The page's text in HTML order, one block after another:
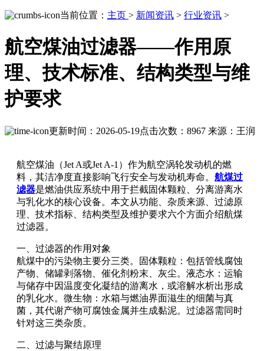
当前位置： 主页 > 新闻资讯 > 行业资讯 >
航空煤油过滤器——作用原
理、技术标准、结构类型与维
护要求
更新时间：2026-05-19点击次数：8967 来源：王润
航空煤油（Jet A或Jet A-1）作为航空涡轮发动机的燃
料，其洁净度直接影响飞行安全与发动机寿命。 航煤过
滤器是燃油供应系统中用于拦截固体颗粒、分离游离水
与乳化水的核心设备。本文从功能、杂质来源、过滤原
理、技术指标、结构类型及维护要求六个方面介绍航煤
过滤器。
一、过滤器的作用对象
航煤中的污染物主要分三类。固体颗粒：包括管线腐蚀
产物、储罐剥落物、催化剂粉末、灰尘。液态水：运输
与储存中因温度变化凝结的游离水，或溶解水析出形成
的乳化水。微生物：水箱与燃油界面滋生的细菌与真
菌，其代谢产物可腐蚀金属并生成黏泥。过滤器需同时
针对这三类杂质。
二、过滤与聚结原理